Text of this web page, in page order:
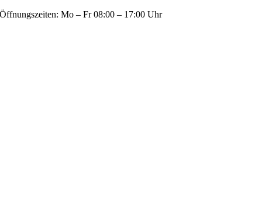
Zum
Öffnungszeiten: Mo – Fr 08:00 – 17:00 Uhr